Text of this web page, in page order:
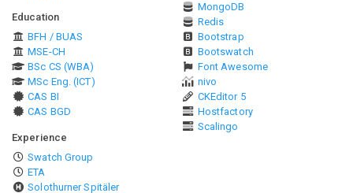
Education
BFH / BUAS
MSE-CH
BSc CS (WBA)
MSc Eng. (ICT)
CAS BI
CAS BGD
Experience
Swatch Group
ETA
Solothurner Spitäler
MongoDB
Redis
Bootstrap
Bootswatch
Font Awesome
nivo
CKEditor 5
Hostfactory
Scalingo